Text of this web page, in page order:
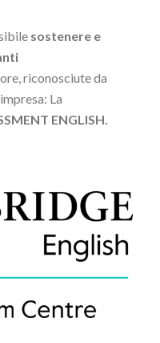
sostenere e
riconosciute da
La
ENGLISH.